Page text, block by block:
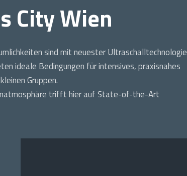
City Wien
sind mit neuester Ultraschalltechnologie
ideale Bedingungen für intensives, praxisnahes
Gruppen.
trifft hier auf State-of-the-Art